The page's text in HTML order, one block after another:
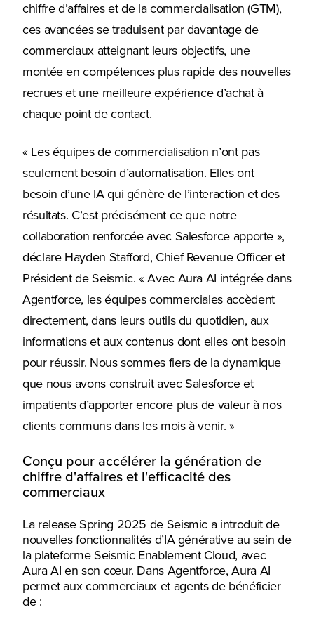
chiffre d’affaires et de la commercialisation (GTM),
ces avancées se traduisent par davantage de
commerciaux atteignant leurs objectifs, une
montée en compétences plus rapide des nouvelles
recrues et une meilleure expérience d’achat à
chaque point de contact.
« Les équipes de commercialisation n’ont pas
seulement besoin d’automatisation. Elles ont
besoin d’une IA qui génère de l’interaction et des
résultats. C’est précisément ce que notre
collaboration renforcée avec Salesforce apporte »,
déclare Hayden Stafford, Chief Revenue Officer et
Président de Seismic. « Avec Aura AI intégrée dans
Agentforce, les équipes commerciales accèdent
directement, dans leurs outils du quotidien, aux
informations et aux contenus dont elles ont besoin
pour réussir. Nous sommes fiers de la dynamique
que nous avons construit avec Salesforce et
impatients d’apporter encore plus de valeur à nos
clients communs dans les mois à venir. »
Conçu pour accélérer la génération de
chiffre d'affaires et l'efficacité des
commerciaux
La release Spring 2025 de Seismic a introduit de
nouvelles fonctionnalités d’IA générative au sein de
la plateforme Seismic Enablement Cloud, avec
Aura AI en son cœur. Dans Agentforce, Aura AI
permet aux commerciaux et agents de bénéficier
de :